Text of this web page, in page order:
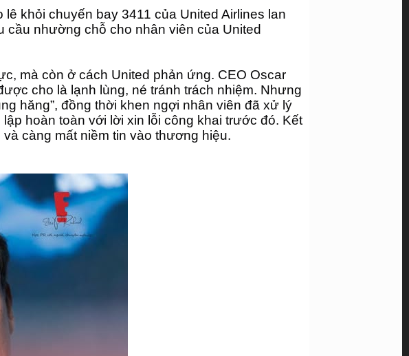
khỏi chuyến bay 3411 của United Airlines lan
cầu nhường chỗ cho nhân viên của United
mà còn ở cách United phản ứng. CEO Oscar
cho là lạnh lùng, né tránh trách nhiệm. Nhưng
hăng”, đồng thời khen ngợi nhân viên đã xử lý
hoàn toàn với lời xin lỗi công khai trước đó. Kết
càng mất niềm tin vào thương hiệu.